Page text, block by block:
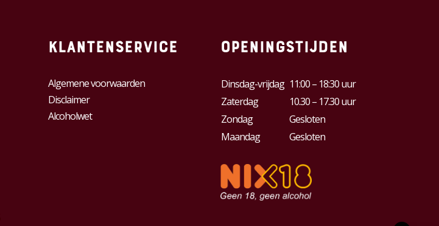
Klantenservice
Algemene voorwaarden
Disclaimer
Alcoholwet
Openingstijden
Dinsdag-vrijdag 11:00 – 18:30 uur
Zaterdag
10.30 – 17.30 uur
Zondag
Gesloten
Maandag
Gesloten